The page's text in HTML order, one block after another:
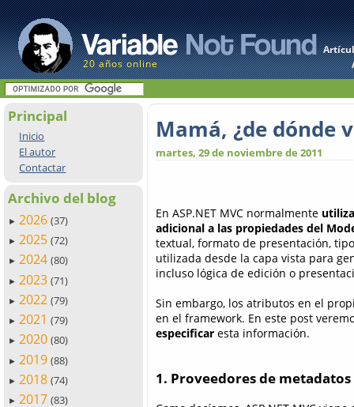
20 años online
Principal
Inicio
El autor
Contactar
Archivo del blog
► 2026 (37)
► 2025 (72)
► 2024 (80)
► 2023 (71)
► 2022 (79)
► 2021 (79)
► 2020 (80)
► 2019 (88)
► 2018 (74)
► 2017 (83)
Mamá, ¿de dónde
martes, 29 de noviembre de 2011
En ASP.NET MVC normalmente
adicional a las propiedades del
textual, formato de presentación,
utilizada desde la capa vista para
incluso lógica de edición o
Sin embargo, los atributos en el
en el framework. En este post
especificar esta información.
1. Proveedores de metadatos